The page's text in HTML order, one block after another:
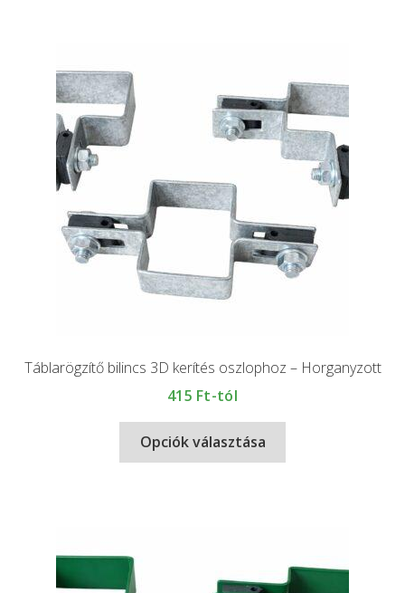
Táblarögzítő bilincs 3D kerítés oszlophoz – Horganyzott
415 Ft-tól
Opciók választása